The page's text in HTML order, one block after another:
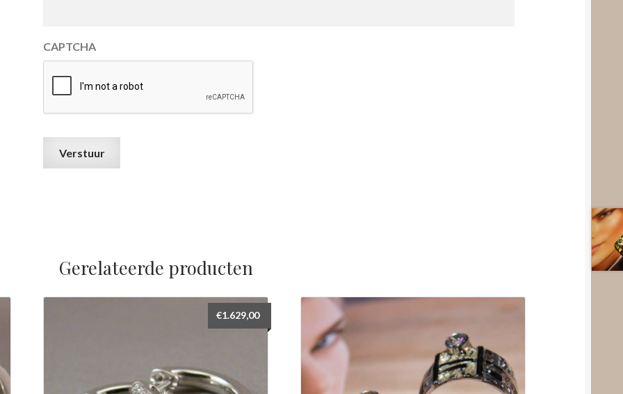
CAPTCHA
Gerelateerde producten
€1.629,00